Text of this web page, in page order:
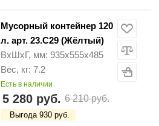
Мусорный контейнер 120
л. арт. 23.C29 (Жёлтый)
ВхШхГ, мм: 935х555х485
Вес, кг: 7.2
Есть в наличии
5 280 руб. 6 210 руб.
Выгода 930 руб.